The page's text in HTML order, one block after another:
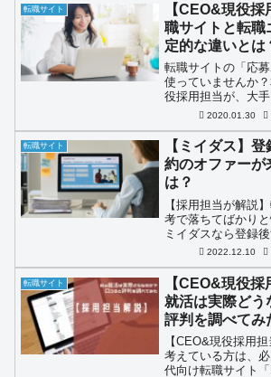
転職サイト
【CEO&現役
職サイトと転職
定的な違いとは
転職サイトの「応
使っていませんか
役採用担当が、大
けない不都合な事
は「求人検索以外
敗しない唯一の秘
て転職の打率を劇
法を徹底解説。
2020.01.30
転職サイト
【ミイダス】
約のオファーが
は？
【採用担当が解説
考で落ちてばかり
ミイダスなら登録
ファー」が届きま
の市場価値（想定
率的に転職を進め
2022.12.10
転職サイト
【CEO&現役
就活は実際どう
評判を調べてみ
【CEO&現役採用
考えている方は、
代向け転職サイト